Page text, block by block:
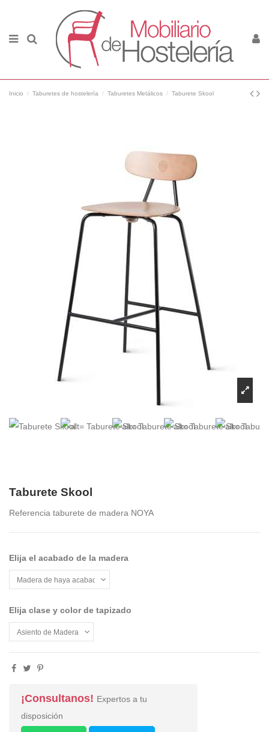
Inicio Taburetes de hostelería Taburetes Metálicos Taburete Skool
Taburete Skool
Referencia taburete de madera NOYA
Elija el acabado de la madera
Elija clase y color de tapizado
¡Consultanos! Expertos a tu
disposición